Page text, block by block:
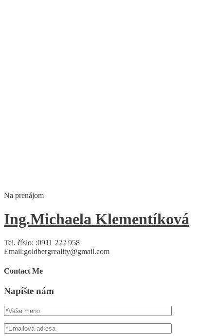
Na prenájom
Ing.Michaela Klementíková
Tel. číslo: :0911 222 958
Email:goldbergreality@gmail.com
Contact Me
Napíšte nám